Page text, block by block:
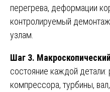
перегрева, деформации
контролируемый
узлам.
Шаг 3.
состояние каждой детали:
компрессора, турбины,